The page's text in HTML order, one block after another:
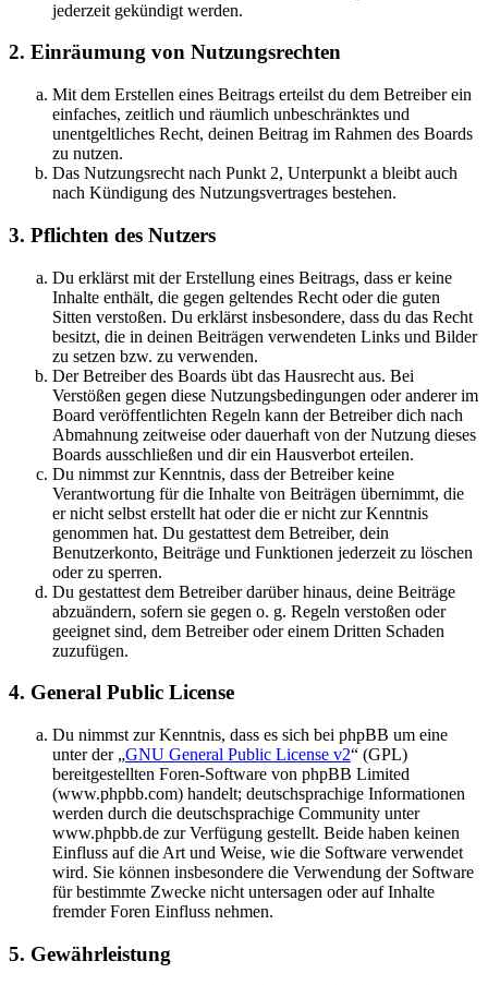
jederzeit gekündigt werden.
2. Einräumung von Nutzungsrechten
Mit dem Erstellen eines Beitrags erteilst du dem Betreiber ein
einfaches, zeitlich und räumlich unbeschränktes und
unentgeltliches Recht, deinen Beitrag im Rahmen des Boards
zu nutzen.
Das Nutzungsrecht nach Punkt 2, Unterpunkt a bleibt auch
nach Kündigung des Nutzungsvertrages bestehen.
3. Pflichten des Nutzers
Du erklärst mit der Erstellung eines Beitrags, dass er keine
Inhalte enthält, die gegen geltendes Recht oder die guten
Sitten verstoßen. Du erklärst insbesondere, dass du das Recht
besitzt, die in deinen Beiträgen verwendeten Links und Bilder
zu setzen bzw. zu verwenden.
Der Betreiber des Boards übt das Hausrecht aus. Bei
Verstößen gegen diese Nutzungsbedingungen oder anderer im
Board veröffentlichten Regeln kann der Betreiber dich nach
Abmahnung zeitweise oder dauerhaft von der Nutzung dieses
Boards ausschließen und dir ein Hausverbot erteilen.
Du nimmst zur Kenntnis, dass der Betreiber keine
Verantwortung für die Inhalte von Beiträgen übernimmt, die
er nicht selbst erstellt hat oder die er nicht zur Kenntnis
genommen hat. Du gestattest dem Betreiber, dein
Benutzerkonto, Beiträge und Funktionen jederzeit zu löschen
oder zu sperren.
Du gestattest dem Betreiber darüber hinaus, deine Beiträge
abzuändern, sofern sie gegen o. g. Regeln verstoßen oder
geeignet sind, dem Betreiber oder einem Dritten Schaden
zuzufügen.
4. General Public License
Du nimmst zur Kenntnis, dass es sich bei phpBB um eine
unter der „GNU General Public License v2“ (GPL)
bereitgestellten Foren-Software von phpBB Limited
(www.phpbb.com) handelt; deutschsprachige Informationen
werden durch die deutschsprachige Community unter
www.phpbb.de zur Verfügung gestellt. Beide haben keinen
Einfluss auf die Art und Weise, wie die Software verwendet
wird. Sie können insbesondere die Verwendung der Software
für bestimmte Zwecke nicht untersagen oder auf Inhalte
fremder Foren Einfluss nehmen.
5. Gewährleistung